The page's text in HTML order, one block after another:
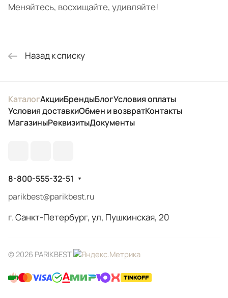
Меняйтесь, восхищайте, удивляйте!
Назад к списку
КаталогАкцииБрендыБлогУсловия оплаты
Условия доставкиОбмен и возвратКонтакты
МагазиныРеквизитыДокументы
8-800-555-32-51
parikbest@parikbest.ru
г. Санкт-Петербург, ул, Пушкинская, 20
© 2026 PARIKBEST